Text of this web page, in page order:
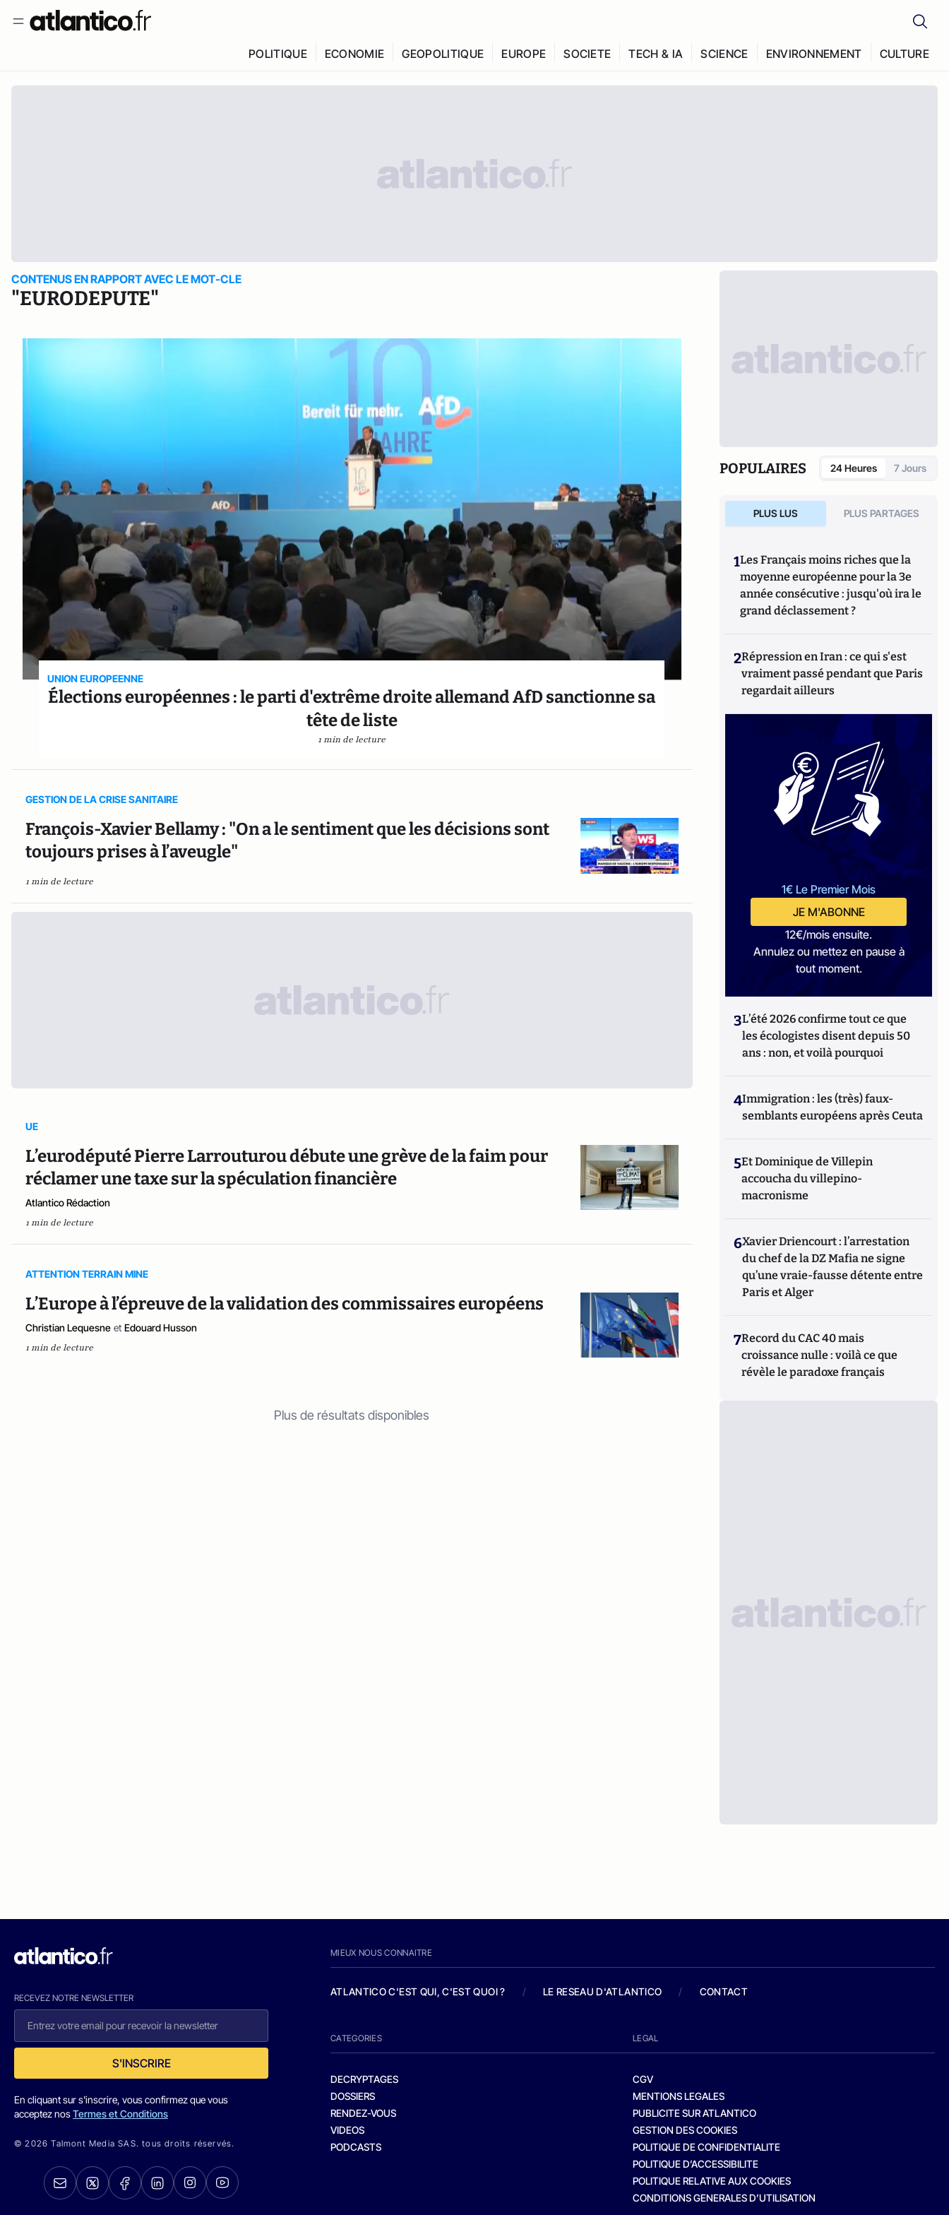
POLITIQUE ECONOMIE GEOPOLITIQUE EUROPE SOCIETE TECH & IA SCIENCE ENVIRONNEMENT CULTURE
CONTENUS EN RAPPORT AVEC LE MOT-CLE
"EURODEPUTE"
UNION EUROPEENNE
Élections européennes : le parti d'extrême droite allemand AfD sanctionne sa
tête de liste
1 min de lecture
GESTION DE LA CRISE SANITAIRE
François-Xavier Bellamy : "On a le sentiment que les décisions sont
toujours prises à l’aveugle"
1 min de lecture
UE
L’eurodéputé Pierre Larrouturou débute une grève de la faim pour
réclamer une taxe sur la spéculation financière
Atlantico Rédaction
1 min de lecture
ATTENTION TERRAIN MINE
L’Europe à l’épreuve de la validation des commissaires européens
Christian Lequesne et Edouard Husson
1 min de lecture
Plus de résultats disponibles
POPULAIRES 24 Heures 7 Jours
PLUS LUS PLUS PARTAGES
1Les Français moins riches que la
moyenne européenne pour la 3e
année consécutive : jusqu'où ira le
grand déclassement ?
2Répression en Iran : ce qui s'est
vraiment passé pendant que Paris
regardait ailleurs
1€ Le Premier Mois
JE M'ABONNE
12€/mois ensuite.
Annulez ou mettez en pause à
tout moment.
3L’été 2026 confirme tout ce que
les écologistes disent depuis 50
ans : non, et voilà pourquoi
4Immigration : les (très) faux-
semblants européens après Ceuta
5Et Dominique de Villepin
accoucha du villepino-
macronisme
6Xavier Driencourt : l’arrestation
du chef de la DZ Mafia ne signe
qu’une vraie-fausse détente entre
Paris et Alger
7Record du CAC 40 mais
croissance nulle : voilà ce que
révèle le paradoxe français
RECEVEZ NOTRE NEWSLETTER
S'INSCRIRE
En cliquant sur s'inscrire, vous confirmez que vous
acceptez nosTermes et Conditions
© 2026 Talmont Media SAS. tous droits réservés.
MIEUX NOUS CONNAITRE
ATLANTICO C'EST QUI, C'EST QUOI ? / LE RESEAU D'ATLANTICO / CONTACT
CATEGORIES
DECRYPTAGES
DOSSIERS
RENDEZ-VOUS
VIDEOS
PODCASTS
LEGAL
CGV
MENTIONS LEGALES
PUBLICITE SUR ATLANTICO
GESTION DES COOKIES
POLITIQUE DE CONFIDENTIALITE
POLITIQUE D’ACCESSIBILITE
POLITIQUE RELATIVE AUX COOKIES
CONDITIONS GENERALES D’UTILISATION